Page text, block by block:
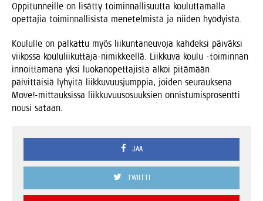
Oppi­tun­neil­le on lisät­ty toi­min­nal­li­suut­ta kou­lut­ta­mal­la
opet­ta­jia toi­min­nal­li­sis­ta mene­tel­mis­tä ja nii­den hyödyistä.
Kou­lul­le on pal­kat­tu myös lii­kun­ta­neu­vo­ja kah­dek­si päi­väk­si
vii­kos­sa kou­lu­lii­kut­ta­ja-nimik­keel­lä. Liik­ku­va kou­lu ‑toi­min­nan
innoit­ta­ma­na yksi luo­kan­opet­ta­jis­ta alkoi pitä­mään
päi­vit­täi­siä lyhyi­tä liik­ku­vuus­jump­pia, joi­den seu­rauk­se­na
Move!-mittauksissa liik­ku­vuuso­suuk­sien onnis­tu­mis­pro­sent­ti
nousi sataan.
JAA
TWIITTI